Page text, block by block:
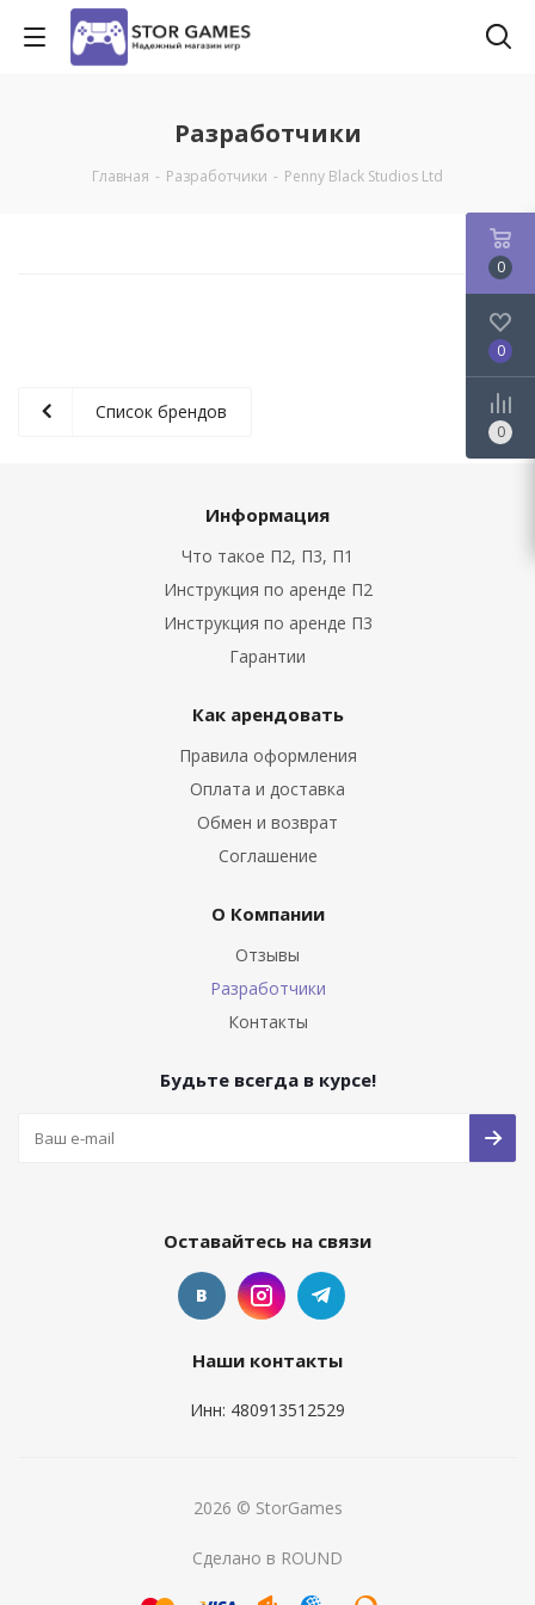
Разработчики
Главная - Разработчики - Penny Black Studios Ltd
Список брендов
Информация
Что такое П2, П3, П1
Инструкция по аренде П2
Инструкция по аренде П3
Гарантии
Как арендовать
Правила оформления
Оплата и доставка
Обмен и возврат
Соглашение
О Компании
Отзывы
Разработчики
Контакты
Будьте всегда в курсе!
Оставайтесь на связи
Наши контакты
Инн: 480913512529
2026 © StorGames
Сделано в ROUND
0
0
0